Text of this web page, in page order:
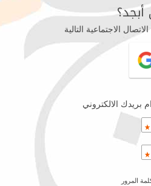
الاجتماعية التالية
بريدك الالكتروني